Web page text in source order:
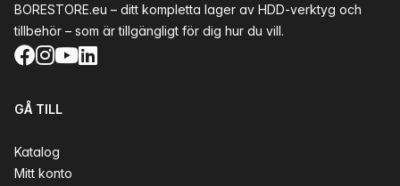
BORESTORE.eu – ditt kompletta lager av HDD-verktyg och
tillbehör – som är tillgängligt för dig hur du vill.
Facebook
Instagram
YouTube
LinkedIn
GÅ TILL
Katalog
Mitt konto